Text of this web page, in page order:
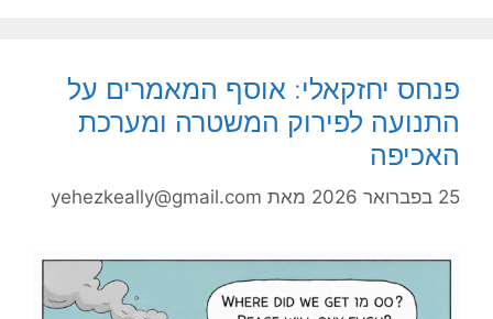
פנחס יחזקאלי: אוסף המאמרים על
התנועה לפירוק המשטרה ומערכת
האכיפה
25 בפברואר 2026 מאת yehezkeally@gmail.com